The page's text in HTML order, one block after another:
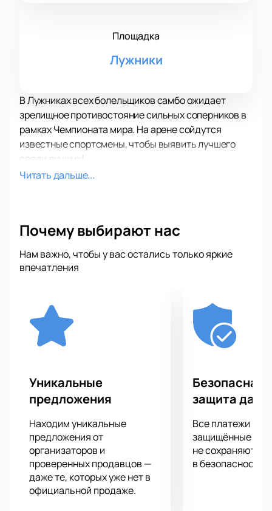
Площадка
Лужники
В Лужниках всех болельщиков самбо ожидает
зрелищное противостояние сильных соперников в
рамках Чемпионата мира. На арене сойдутся
известные спортсмены, чтобы выявить лучшего
среди лучших!
Вас ожидают несколько часов напряженного,
воля к победе и стремление, словом, настоящие
С трибун вы не пропустите ни одного важного
момента, потому что следить за происходящим на
У вас есть уникальный шанс стать
непосредственным участником этого спортивного
шоу, ведь ваша поддержка с трибун важна для
спортсменов также как хорошая физическая
Бескомпромиссная встреча соперников
запомнится вам надолго!
Читать дальше...
Почему выбирают нас
Нам важно, чтобы у вас остались только яркие
впечатления
Уникальные
предложения
Находим уникальные
предложения от
организаторов и
проверенных продавцов —
даже те, которых уже нет в
официальной продаже.
Безопасная
защита
Все платежи
защищённые
не сохраняются
в безопасности.